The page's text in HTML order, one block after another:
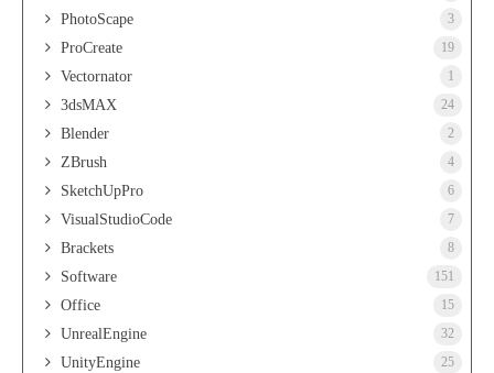
PhotoScape 3
ProCreate 19
Vectornator 1
3dsMAX 24
Blender 2
ZBrush 4
SketchUpPro 6
VisualStudioCode 7
Brackets 8
Software 151
Office 15
UnrealEngine 32
UnityEngine 25